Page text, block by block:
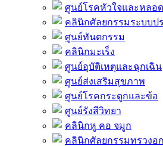
ศูนย์โรคหัวใจและหลอ
คลินิกศัลยกรรมระบบป
ศูนย์ทันตกรรม
คลินิกมะเร็ง
ศูนย์อุบัติเหตุและฉุกเฉิน
ศูนย์ส่งเสริมสุขภาพ
ศูนย์โรคกระดูกและข้อ
ศูนย์รังสีวิทยา
คลินิกหู คอ จมูก
คลินิกศัลยกรรมทรวงอก